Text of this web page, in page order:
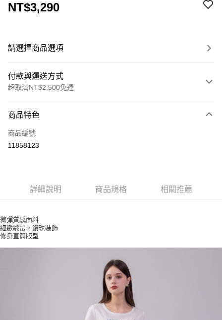
NT$3,290
請選擇商品選項
付款與運送方式
超取滿NT$2,500免運
信用卡一次付款
LINE Pay
付款後7-11取貨
每筆NT$80，滿NT$2,500(含以上)免運費
商品特色
商品編號
11858123
詳細說明 商品規格 相關推薦
微彈質感面料
細緻織帶，鑽珠裝飾
修身直筒版型